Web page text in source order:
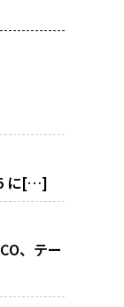
に[…]
、テー